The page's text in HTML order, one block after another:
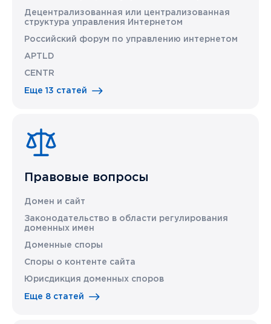
Децентрализованная или централизованная
структура управления Интернетом
Российский форум по управлению интернетом
APTLD
CENTR
Еще 13 статей
Правовые вопросы
Домен и сайт
Законодательство в области регулирования
доменных имен
Доменные споры
Споры о контенте сайта
Юрисдикция доменных споров
Еще 8 статей